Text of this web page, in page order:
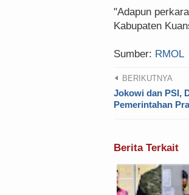
"Adapun
Kabupaten
Sumber: RMOL
BERIKUTNYA
Jokowi dan PSI,
Pemerintahan
Berita Terkait